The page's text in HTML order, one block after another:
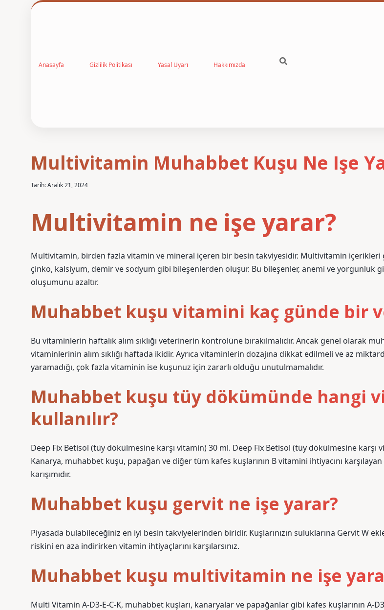
Anasayfa Gizlilik Politikası Yasal Uyarı Hakkımızda
Multivitamin Muhabbet Kuşu Ne Işe
Tarih: Aralık 21, 2024
Multivitamin ne işe yarar?
Multivitamin, birden fazla vitamin ve mineral içeren bir besin takviyesidir. Multivitamin içerikleri
çinko, kalsiyum, demir ve sodyum gibi bileşenlerden oluşur. Bu bileşenler, anemi ve yorgunluk
oluşumunu azaltır.
Muhabbet kuşu vitamini kaç günde bir
Bu vitaminlerin haftalık alım sıklığı veterinerin kontrolüne bırakılmalıdır. Ancak genel olarak
vitaminlerinin alım sıklığı haftada ikidir. Ayrıca vitaminlerin dozajına dikkat edilmeli ve az
yaramadığı, çok fazla vitaminin ise kuşunuz için zararlı olduğu unutulmamalıdır.
Muhabbet kuşu tüy dökümünde hangi
kullanılır?
Deep Fix Betisol (tüy dökülmesine karşı vitamin) 30 ml. Deep Fix Betisol (tüy dökülmesine karşı
Kanarya, muhabbet kuşu, papağan ve diğer tüm kafes kuşlarının B vitamini ihtiyacını karşılayan
karışımıdır.
Muhabbet kuşu gervit ne işe yarar?
Piyasada bulabileceğiniz en iyi besin takviyelerinden biridir. Kuşlarınızın suluklarına Gervit W
riskini en aza indirirken vitamin ihtiyaçlarını karşılarsınız.
Muhabbet kuşu multivitamin ne işe
Multi Vitamin A-D3-E-C-K, muhabbet kuşları, kanaryalar ve papağanlar gibi kafes kuşlarının A-